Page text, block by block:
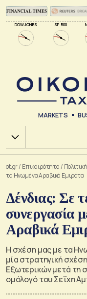
DOW JONES SP 500
MARKETS
Χ.Α.
ot.gr/ Επικαιρότητα / Πολιτική
τα Ηνωμένα Αραβικά Εμιράτα
Δένδιας: Σε
συνεργασία
Αραβικά
Η σχέση μας με τα
μία στρατηγική
Εξωτερικών μετά τη
ομόλογό του Σεΐχη